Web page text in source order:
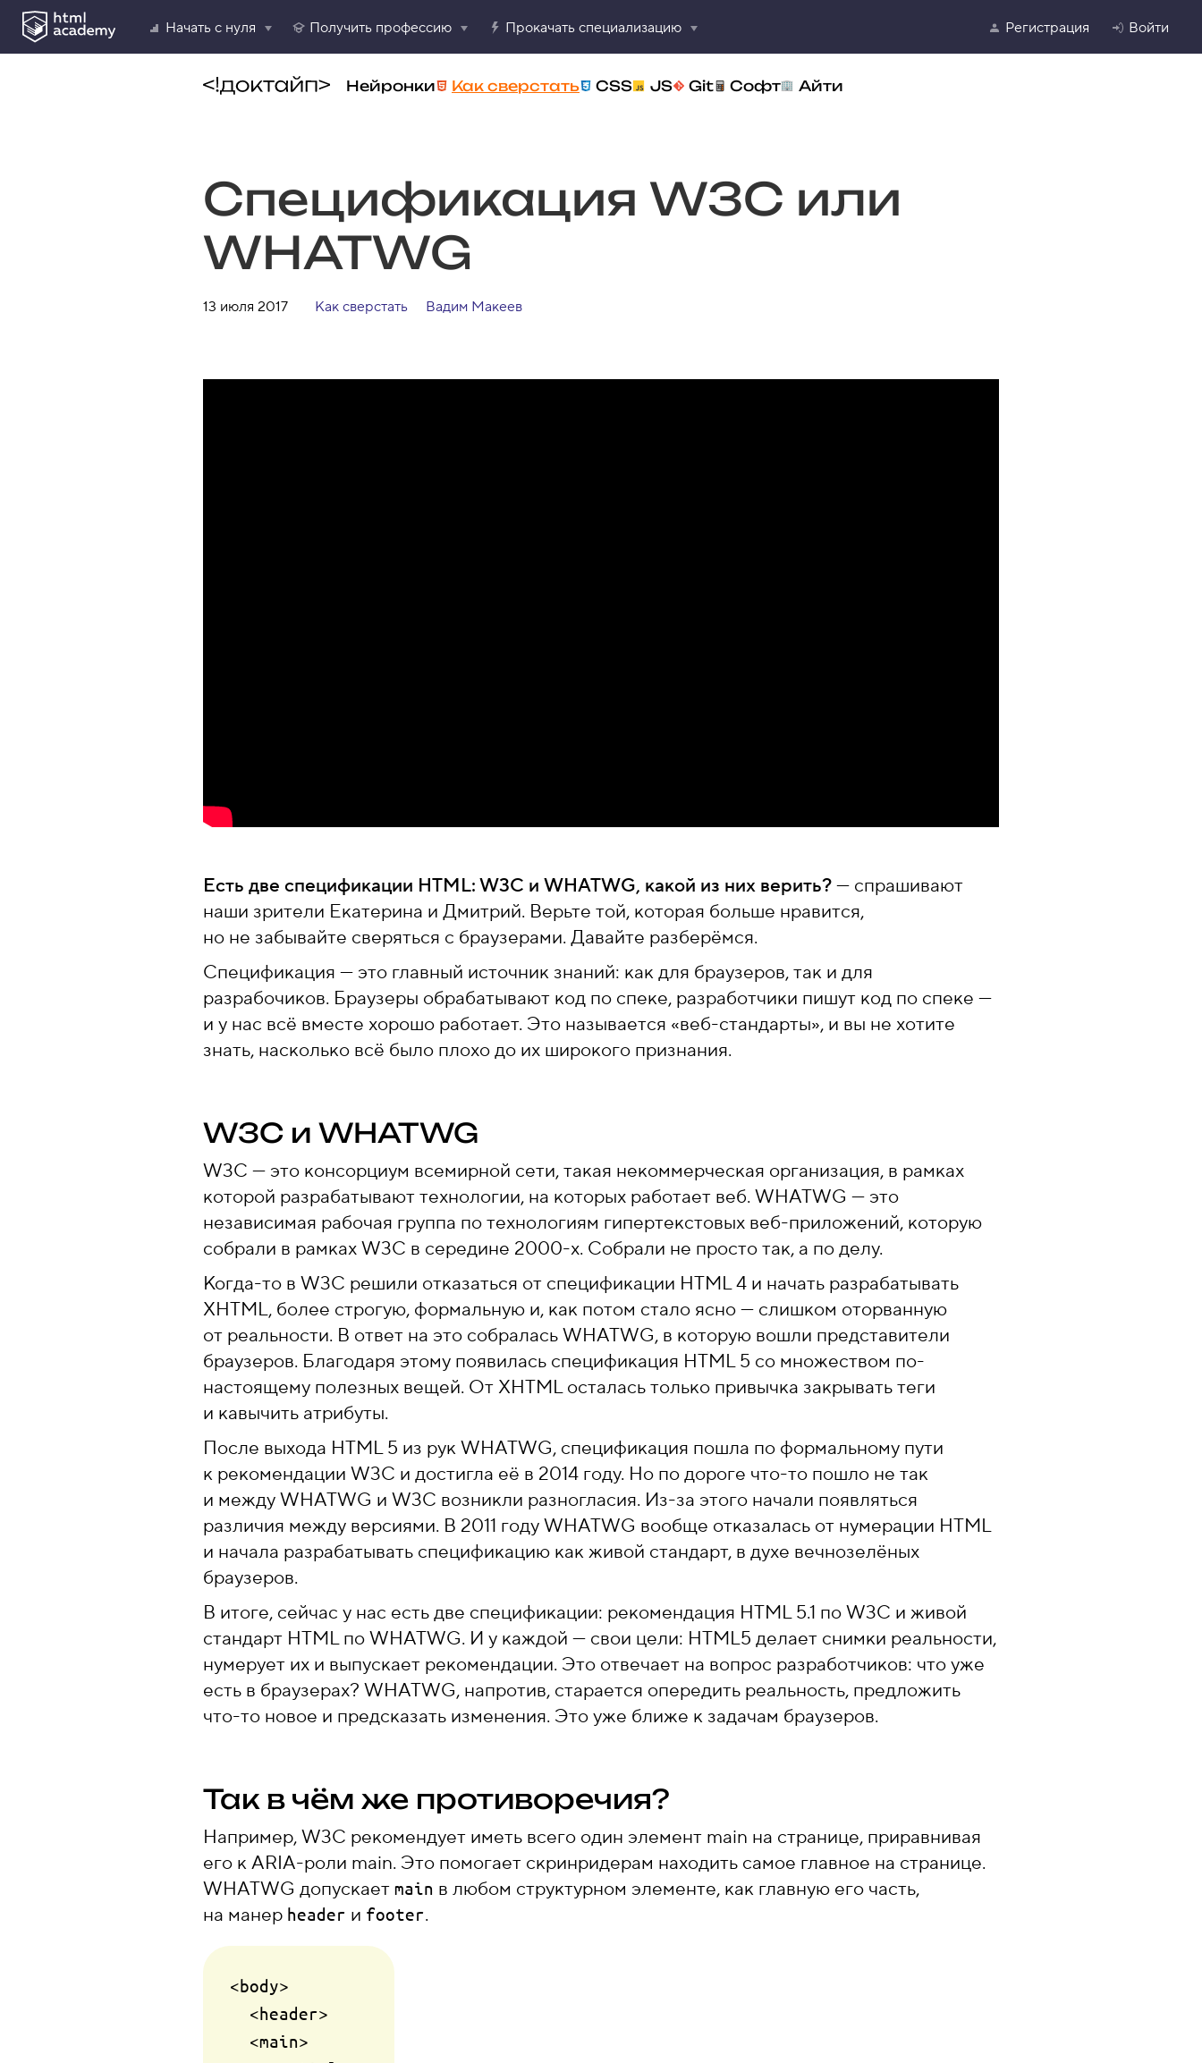
Начать с нуля Получить профессию Прокачать специализацию Регистрация Войти
Нейронки Как сверстать CSS JS Git Софт Айти
Спецификация W3C или
WHATWG
13 июля 2017 Как сверстать Вадим Макеев
Есть две спецификации HTML: W3C и WHATWG, какой из них верить?— спрашивают
наши зрители Екатерина и Дмитрий. Верьте той, которая больше нравится,
но не забывайте сверяться с браузерами. Давайте разберёмся.
Спецификация — это главный источник знаний: как для браузеров, так и для
разрабочиков. Браузеры обрабатывают код по спеке, разработчики пишут код по спеке —
и у нас всё вместе хорошо работает. Это называется «веб-стандарты», и вы не хотите
знать, насколько всё было плохо до их широкого признания.
W3C и WHATWG
W3C — это консорциум всемирной сети, такая некоммерческая организация, в рамках
которой разрабатывают технологии, на которых работает веб. WHATWG — это
независимая рабочая группа по технологиям гипертекстовых веб-приложений, которую
собрали в рамках W3C в середине 2000-х. Собрали не просто так, а по делу.
Когда-то в W3C решили отказаться от спецификации HTML 4 и начать разрабатывать
XHTML, более строгую, формальную и, как потом стало ясно — слишком оторванную
от реальности. В ответ на это собралась WHATWG, в которую вошли представители
браузеров. Благодаря этому появилась спецификация HTML 5 со множеством по-
настоящему полезных вещей. От XHTML осталась только привычка закрывать теги
и кавычить атрибуты.
После выхода HTML 5 из рук WHATWG, спецификация пошла по формальному пути
к рекомендации W3C и достигла её в 2014 году. Но по дороге что-то пошло не так
и между WHATWG и W3C возникли разногласия. Из-за этого начали появляться
различия между версиями. В 2011 году WHATWG вообще отказалась от нумерации HTML
и начала разрабатывать спецификацию как живой стандарт, в духе вечнозелёных
браузеров.
В итоге, сейчас у нас есть две спецификации: рекомендация HTML 5.1 по W3C и живой
стандарт HTML по WHATWG. И у каждой — свои цели: HTML5 делает снимки реальности,
нумерует их и выпускает рекомендации. Это отвечает на вопрос разработчиков: что уже
есть в браузерах? WHATWG, напротив, старается опередить реальность, предложить
что-то новое и предсказать изменения. Это уже ближе к задачам браузеров.
Так в чём же противоречия?
Например, W3C рекомендует иметь всего один элемент main на странице, приравнивая
его к ARIA-роли main. Это помогает скринридерам находить самое главное на странице.
WHATWG допускает main в любом структурном элементе, как главную его часть,
на манер header и footer.
<body>